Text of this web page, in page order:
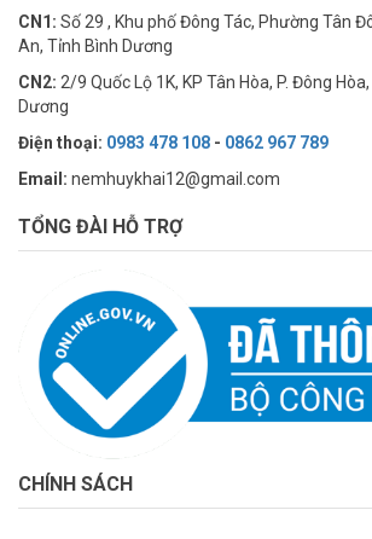
CN1: Số 29 , Khu phố Đông Tác, Phường Tân
An, Tỉnh Bình Dương
CN2: 2/9 Quốc Lộ 1K, KP Tân Hòa, P. Đông
Dương
Điện thoại: 0983 478 108 - 0862 967 789
Email: nemhuykhai12@gmail.com
TỔNG ĐÀI HỖ TRỢ
CHÍNH SÁCH